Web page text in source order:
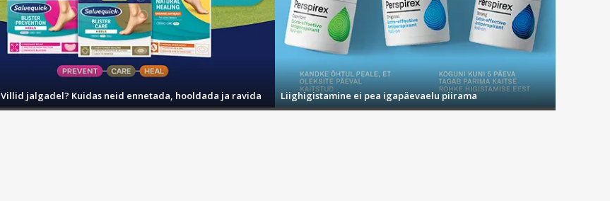
Villid jalgadel? Kuidas neid ennetada, hooldada ja ravida Liighigistamine ei pea igapäevaelu piirama